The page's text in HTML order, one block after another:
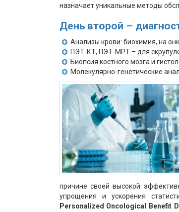
назначает уникальные методы
День второй –
Анализы крови: биохимия, на
ПЭТ-КТ, ПЭТ-МРТ – для
Биопсия костного мозга и
Молекулярно-генетические
причине своей высокой
упрощения и ускорения
Personalized Oncological Benefit